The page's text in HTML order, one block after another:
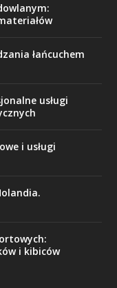
łańcuchem
usługi
i usługi
i kibiców